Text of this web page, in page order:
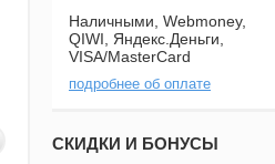
Наличными, Webmoney,
QIWI, Яндекс.Деньги,
VISA/MasterCard
подробнее об оплате
СКИДКИ И БОНУСЫ